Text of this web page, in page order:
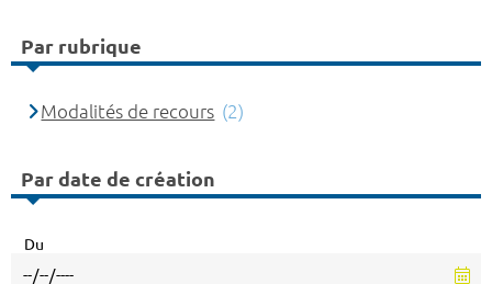
Par rubrique
Modalités de recours (2)
Par date de création
Du